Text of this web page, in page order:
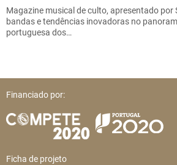
Magazine musical de culto, apresentado por
bandas e tendências inovadoras no
portuguesa dos…
Financiado por:
Ficha de projeto